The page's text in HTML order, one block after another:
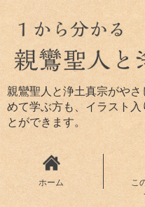
ホーム
こ
親鸞聖人と浄土真宗がや
めて学ぶ方も、イラスト
とができます。